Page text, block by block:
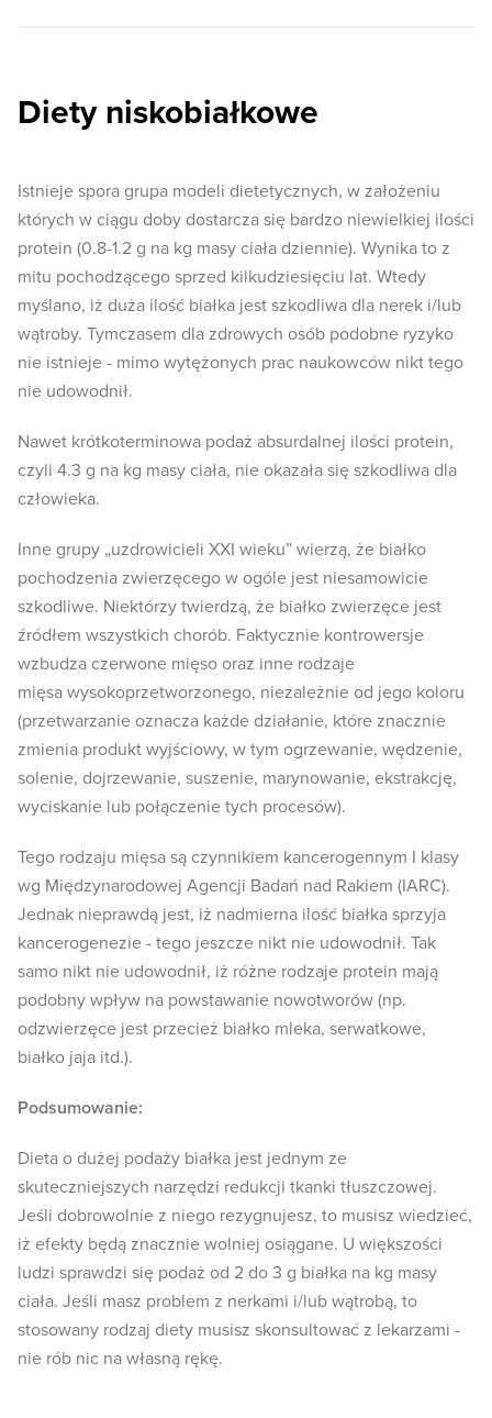
Diety niskobiałkowe
Istnieje spora grupa modeli dietetycznych, w założeniu
których w ciągu doby dostarcza się bardzo niewielkiej ilości
protein (0.8-1.2 g na kg masy ciała dziennie). Wynika to z
mitu pochodzącego sprzed kilkudziesięciu lat. Wtedy
myślano, iż duża ilość białka jest szkodliwa dla nerek i/lub
wątroby. Tymczasem dla zdrowych osób podobne ryzyko
nie istnieje - mimo wytężonych prac naukowców nikt tego
nie udowodnił.
Nawet krótkoterminowa podaż absurdalnej ilości protein,
czyli 4.3 g na kg masy ciała, nie okazała się szkodliwa dla
człowieka.
Inne grupy „uzdrowicieli XXI wieku” wierzą, że białko
pochodzenia zwierzęcego w ogóle jest niesamowicie
szkodliwe. Niektórzy twierdzą, że białko zwierzęce jest
źródłem wszystkich chorób. Faktycznie kontrowersje
wzbudza czerwone mięso oraz inne rodzaje
mięsa wysokoprzetworzonego, niezależnie od jego koloru
(przetwarzanie oznacza każde działanie, które znacznie
zmienia produkt wyjściowy, w tym ogrzewanie, wędzenie,
solenie, dojrzewanie, suszenie, marynowanie, ekstrakcję,
wyciskanie lub połączenie tych procesów).
Tego rodzaju mięsa są czynnikiem kancerogennym I klasy
wg Międzynarodowej Agencji Badań nad Rakiem (IARC).
Jednak nieprawdą jest, iż nadmierna ilość białka sprzyja
kancerogenezie - tego jeszcze nikt nie udowodnił. Tak
samo nikt nie udowodnił, iż różne rodzaje protein mają
podobny wpływ na powstawanie nowotworów (np.
odzwierzęce jest przecież białko mleka, serwatkowe,
białko jaja itd.).
Podsumowanie:
Dieta o dużej podaży białka jest jednym ze
skuteczniejszych narzędzi redukcji tkanki tłuszczowej.
Jeśli dobrowolnie z niego rezygnujesz, to musisz wiedzieć,
iż efekty będą znacznie wolniej osiągane. U większości
ludzi sprawdzi się podaż od 2 do 3 g białka na kg masy
ciała. Jeśli masz problem z nerkami i/lub wątrobą, to
stosowany rodzaj diety musisz skonsultować z lekarzami -
nie rób nic na własną rękę.